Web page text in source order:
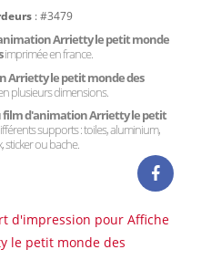
: #3479
Arrietty le petit monde
imprimée en france.
Arrietty le petit monde des
plusieurs dimensions.
film d'animation Arrietty le petit
supports : toiles, aluminium,
sticker ou bache.
d'impression pour Affiche
le petit monde des